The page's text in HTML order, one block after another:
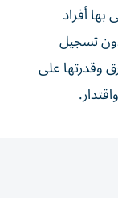
أفراد
تسجيل
وقدرتها على